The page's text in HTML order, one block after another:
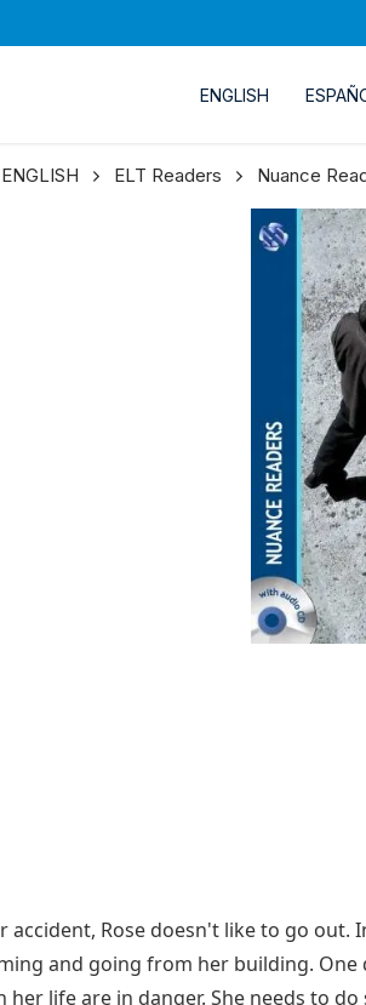
ENGLISH
ENGLISH ELT Readers Nuance
accident, Rose doesn't like to go out.
and going from her building. One
life are in danger. She needs to